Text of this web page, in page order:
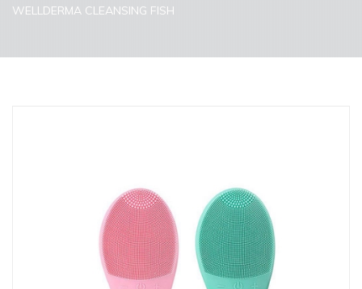
WELLDERMA CLEANSING FISH